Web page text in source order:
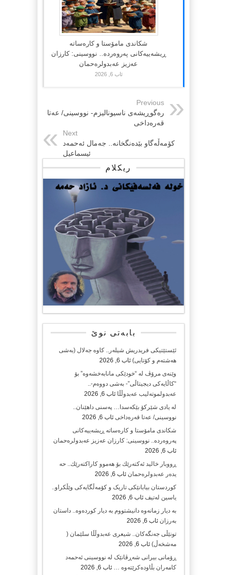
شکاندی مامۆستا و کارەساتە
ڕیشەییەکانی پەروەردە.. نووسینی: کارزان
عەزیز عەبدولرەحمان
ئاب 6, 2026
Previous
رەگوڕیشەی ناسیونالیزم- نووسینی/ عەتا
قەرەداخی
Next
کۆمەڵەگاو بێدەنگخانە.. جەمال ئەحمەد
ئیسماعیل
ریکلام
بابەتی نوێ
ئێستێتیکی فریدریش شیلەر.. کاوە جەلال (بەشی
هەشتەم و کۆتایی) ئاب 6, 2026
وێنەی مرۆڤ لە “خودێکی مانابەخشەوە” بۆ
“کاڵایەکی دیجیتاڵی”- بەشی دووەم-..
عەبدولموتەلیب عەبدوڵڵا ئاب 6, 2026
لە یادی شێرکۆ بێکەسدا… پەسنی داهێنان..
نووسینی/ عەتا قەرەداخی ئاب 6, 2026
شکاندی مامۆستا و کارەساتە ڕیشەییەکانی
پەروەردە.. نووسینی: کارزان عەزیز عەبدولرەحمان
ئاب 6, 2026
ڕووبار خالید ئەكتەرێك بۆ هەموو كاراكتەرێك.. حه
یدەر عەبدولرەحمان ئاب 6, 2026
کوردستان بیابانێکی تاریک و کۆمەڵگایەکی وێڵکراو..
یاسین لەتیف ئاب 6, 2026
بە دیار زمانەوە دانیشتووم بە دیار کوردەوە.. داستان
بەرزان ئاب 6, 2026
تونێڵی جەنگەکان.. شیعری عەبدوڵڵا سلێمان (
مەشخەڵ) ئاب 6, 2026
ڕۆمانی بیرانی شەڕڤانێک لە نووسینی ئەحمەد
کامەران بڵاودەکرێتەوە … ئاب 6, 2026